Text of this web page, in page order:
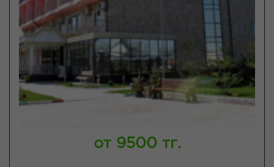
от 9500 тг.